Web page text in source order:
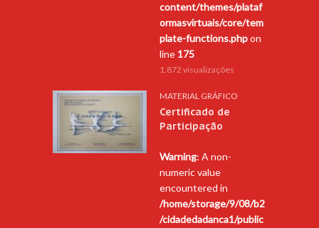
content/themes/plataf
ormasvirtuais/core/tem
plate-functions.phpon
line 175
1.872 visualizações
MATERIAL GRÁFICO
Certificado de
Participação
Warning: A non-
numeric value
encountered in
/home/storage/9/08/b2
/cidadedadanca1/public